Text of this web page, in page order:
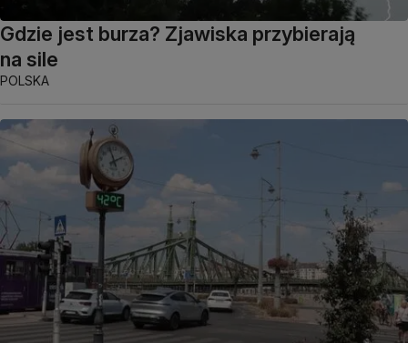
Gdzie jest burza? Zjawiska przybierają
na sile
POLSKA